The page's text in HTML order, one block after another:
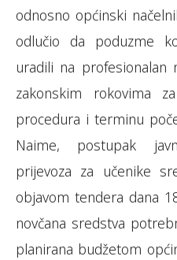
odnosno općinski
odlučio da poduzme
uradili na profesionalan
zakonskim rokovima
procedura i terminu
Naime, postupak
prijevoza za učenike
objavom tendera dana
novčana sredstva
planirana budžetom